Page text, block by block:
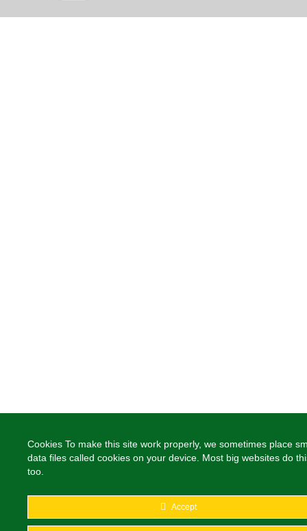
Cookies To make this site work properly, we sometimes place
data files called cookies on your device. Most big websites do
too.
Accept